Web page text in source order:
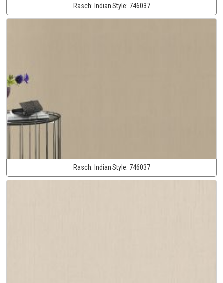
Rasch: Indian Style: 746037
Rasch: Indian Style: 746037